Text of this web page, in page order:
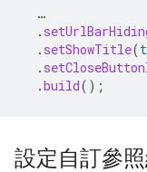
…
.
. setShowTitle(
.
.build();
設定自訂參